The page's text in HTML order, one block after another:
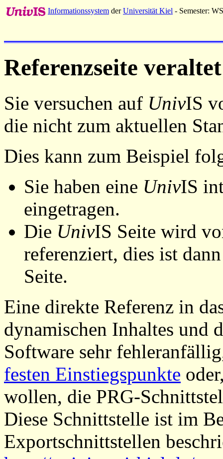
Informationssystem derUniversität Kiel - Semester:
Referenzseite veraltet
Sie versuchen auf UnivIS
die nicht zum aktuellen
Dies kann zum Beispiel
Sie haben eine UnivIS
eingetragen.
Die UnivIS Seite wird
referenziert, dies ist
Seite.
Eine direkte Referenz in
dynamischen Inhaltes und
Software sehr
festen Einstiegspunkte
wollen, die PRG-
Diese Schnittstelle ist im
Exportschnittstellen